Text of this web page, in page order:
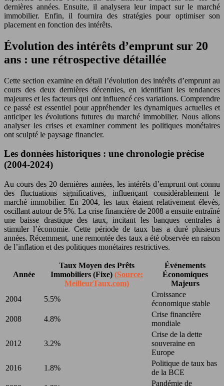
dernières années. Ensuite, il analysera leur impact sur le marché
immobilier. Enfin, il fournira des stratégies pour optimiser son
placement en fonction des intérêts.
Évolution des intérêts d’emprunt sur 20
ans : une rétrospective détaillée
Cette section examine en détail l’évolution des intérêts d’emprunt au
cours des deux dernières décennies, en identifiant les tendances
majeures et les facteurs qui ont influencé ces variations. Comprendre
ce passé est essentiel pour appréhender les dynamiques actuelles et
anticiper les évolutions futures du marché immobilier. Nous allons
analyser les crises et examiner comment les politiques monétaires
ont sculpté le paysage financier.
Les données historiques : une chronologie précise
(2004-2024)
Au cours des 20 dernières années, les intérêts d’emprunt ont connu
des fluctuations significatives, influençant considérablement le
marché immobilier. En 2004, les taux étaient relativement élevés,
oscillant autour de 5%. La crise financière de 2008 a ensuite entraîné
une baisse drastique des taux, incitant les banques centrales à
stimuler l’économie. Cette période de taux bas a duré plusieurs
années. Récemment, une remontée des taux a été observée en raison
de l’inflation et des politiques monétaires restrictives.
Année
Taux Moyen des Prêts
Immobiliers (Fixe) (Source:
MeilleurTaux.com)
Événements
Économiques
Majeurs
2004
5.5%
Croissance
économique stable
2008
4.8%
Crise financière
mondiale
2012 3.2%
Crise de la dette
souveraine en
Europe
2016
1.8%
Politique de taux bas
de la BCE
Pandémie de